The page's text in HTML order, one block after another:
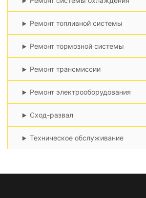
Ремонт топливной системы
Ремонт тормозной системы
Ремонт трансмиссии
Ремонт электрооборудования
Сход-развал
Техническое обслуживание